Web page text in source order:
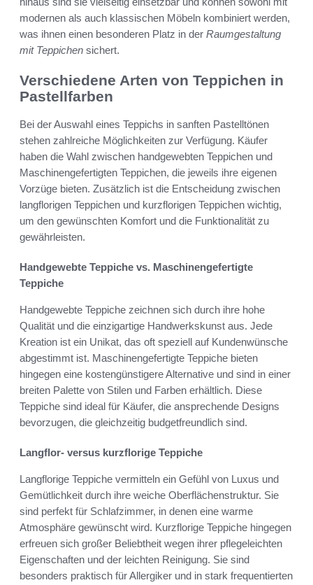
modernen als auch klassischen Möbeln kombiniert werden,
was ihnen einen besonderen Platz in der Raumgestaltung
mit Teppichen sichert.
Verschiedene Arten von Teppichen in
Pastellfarben
Bei der Auswahl eines Teppichs in sanften Pastelltönen
stehen zahlreiche Möglichkeiten zur Verfügung. Käufer
haben die Wahl zwischen handgewebten Teppichen und
Maschinengefertigten Teppichen, die jeweils ihre eigenen
Vorzüge bieten. Zusätzlich ist die Entscheidung zwischen
langflorigen Teppichen und kurzflorigen Teppichen wichtig,
um den gewünschten Komfort und die Funktionalität zu
gewährleisten.
Handgewebte Teppiche vs. Maschinengefertigte
Teppiche
Handgewebte Teppiche zeichnen sich durch ihre hohe
Qualität und die einzigartige Handwerkskunst aus. Jede
Kreation ist ein Unikat, das oft speziell auf Kundenwünsche
abgestimmt ist. Maschinengefertigte Teppiche bieten
hingegen eine kostengünstigere Alternative und sind in einer
breiten Palette von Stilen und Farben erhältlich. Diese
Teppiche sind ideal für Käufer, die ansprechende Designs
bevorzugen, die gleichzeitig budgetfreundlich sind.
Langflor- versus kurzflorige Teppiche
Langflorige Teppiche vermitteln ein Gefühl von Luxus und
Gemütlichkeit durch ihre weiche Oberflächenstruktur. Sie
sind perfekt für Schlafzimmer, in denen eine warme
Atmosphäre gewünscht wird. Kurzflorige Teppiche hingegen
erfreuen sich großer Beliebtheit wegen ihrer pflegeleichten
Eigenschaften und der leichten Reinigung. Sie sind
besonders praktisch für Allergiker und in stark frequentierten